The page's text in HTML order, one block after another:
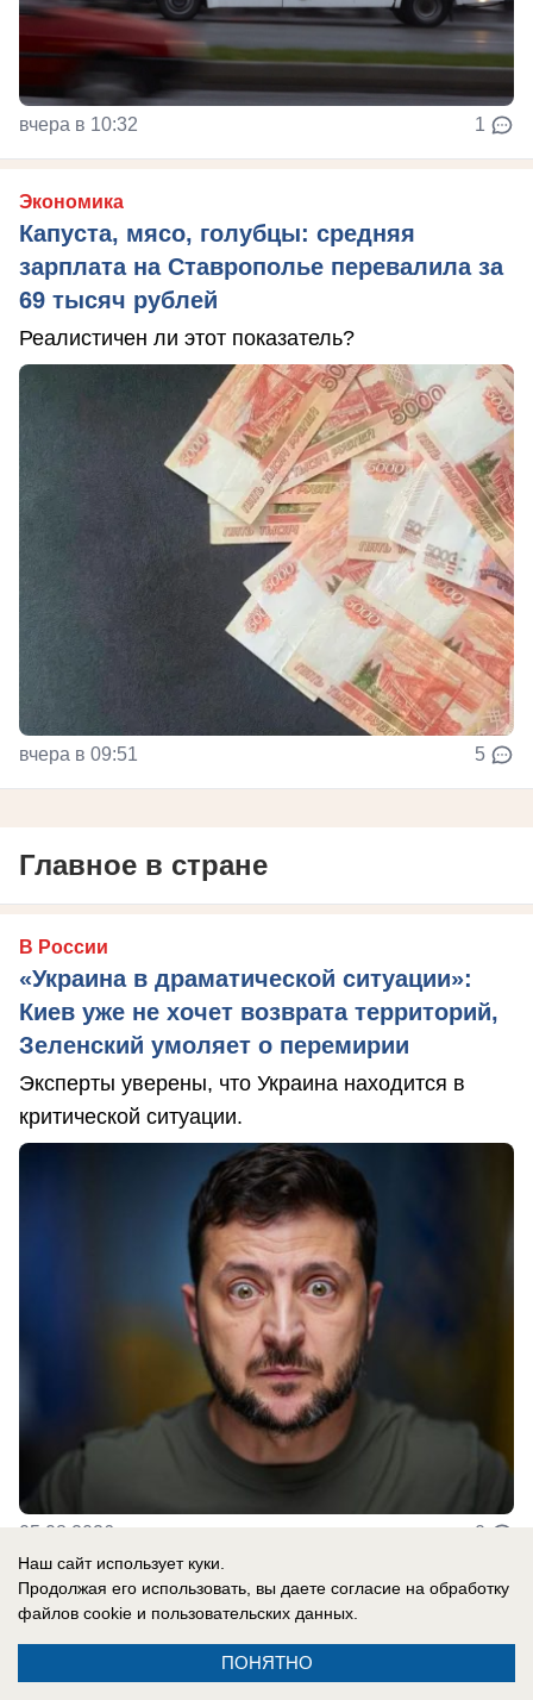
вчера в 10:32 1
Экономика
Капуста, мясо, голубцы: средняя
зарплата на Ставрополье перевалила за
69 тысяч рублей
Реалистичен ли этот показатель?
вчера в 09:51 5
Главное в стране
В России
«Украина в драматической ситуации»:
Киев уже не хочет возврата территорий,
Зеленский умоляет о перемирии
Эксперты уверены, что Украина находится в
критической ситуации.
05.08.2026 0
В России
В Киеве огненный ад: Армия России
разнесла украинскую столицу в клочья –
Наш сайт использует куки.
Продолжая его использовать, вы даете согласие на обработку
файлов cookie и пользовательских данных.
ПОНЯТНО